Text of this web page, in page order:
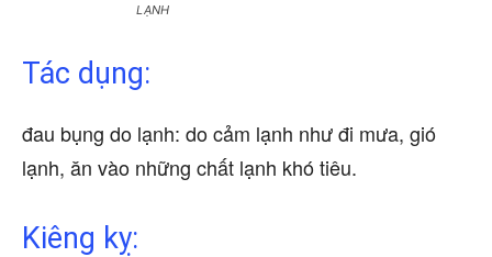
LẠNH
Tác dụng:
đau bụng do lạnh: do cảm lạnh như đi mưa, gió
lạnh, ăn vào những chất lạnh khó tiêu.
Kiêng kỵ: